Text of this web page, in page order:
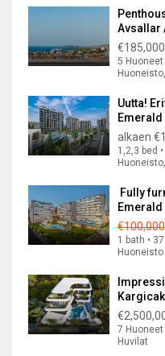
Avsallar
€185,000
5 Huoneet
Uutta!
alkaen
1,2,3 bed
Fully
€100,000
1 bath •
Huoneisto
7 Huoneet
Huvilat